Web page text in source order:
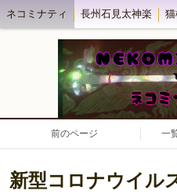
ネコミナティ 長州石見太神楽
ネコミナティブログ
前のページ 一
新型コロナウイル